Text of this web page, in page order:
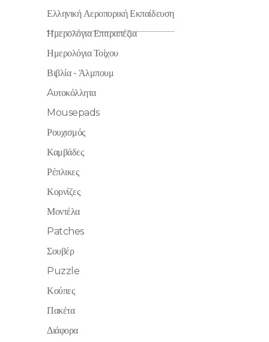
Ελληνική Αεροπορική Εκπαίδευση
Ημερολόγια Επιτραπέζια
Ημερολόγια Τοίχου
Βιβλία - Άλμπουμ
Aυτοκόλλητα
Mousepads
Ρουχισμός
Καμβάδες
Ρέπλικες
Κορνίζες
Μοντέλα
Patches
Σουβέρ
Puzzle
Κούπες
Πακέτα
Διάφορα